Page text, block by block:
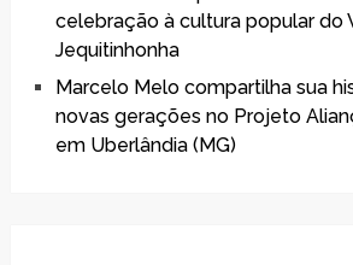
celebração à cultura popular do
Jequitinhonha
Marcelo Melo compartilha sua
novas gerações no Projeto
em Uberlândia (MG)